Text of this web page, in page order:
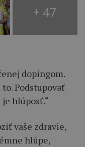
+ 47
dopingom.
Podstupovať
hlúposť.“
vaše zdravie,
hlúpe,